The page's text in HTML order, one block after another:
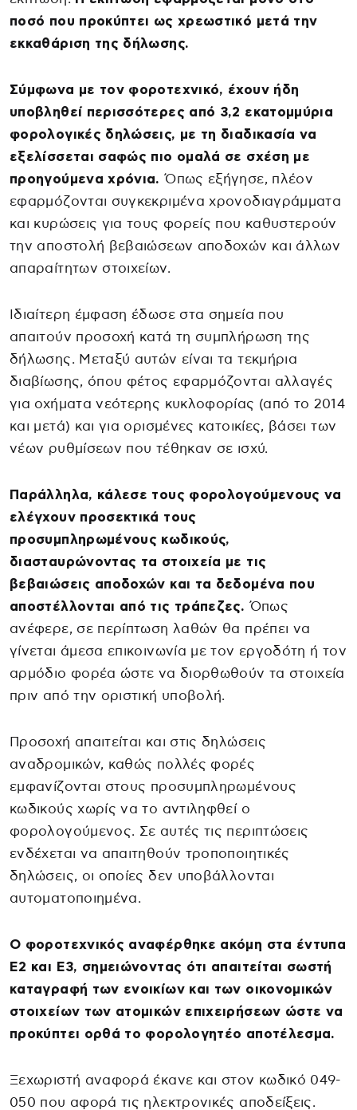
ποσό που προκύπτει ως χρεωστικό μετά την
εκκαθάριση της δήλωσης.
Σύμφωνα με τον φοροτεχνικό, έχουν ήδη
υποβληθεί περισσότερες από 3,2 εκατομμύρια
φορολογικές δηλώσεις, με τη διαδικασία να
εξελίσσεται σαφώς πιο ομαλά σε σχέση με
προηγούμενα χρόνια. Όπως εξήγησε, πλέον
εφαρμόζονται συγκεκριμένα χρονοδιαγράμματα
και κυρώσεις για τους φορείς που καθυστερούν
την αποστολή βεβαιώσεων αποδοχών και άλλων
απαραίτητων στοιχείων.
Ιδιαίτερη έμφαση έδωσε στα σημεία που
απαιτούν προσοχή κατά τη συμπλήρωση της
δήλωσης. Μεταξύ αυτών είναι τα τεκμήρια
διαβίωσης, όπου φέτος εφαρμόζονται αλλαγές
για οχήματα νεότερης κυκλοφορίας (από το 2014
και μετά) και για ορισμένες κατοικίες, βάσει των
νέων ρυθμίσεων που τέθηκαν σε ισχύ.
Παράλληλα, κάλεσε τους φορολογούμενους να
ελέγχουν προσεκτικά τους
προσυμπληρωμένους κωδικούς,
διασταυρώνοντας τα στοιχεία με τις
βεβαιώσεις αποδοχών και τα δεδομένα που
αποστέλλονται από τις τράπεζες. Όπως
ανέφερε, σε περίπτωση λαθών θα πρέπει να
γίνεται άμεσα επικοινωνία με τον εργοδότη ή τον
αρμόδιο φορέα ώστε να διορθωθούν τα στοιχεία
πριν από την οριστική υποβολή.
Προσοχή απαιτείται και στις δηλώσεις
αναδρομικών, καθώς πολλές φορές
εμφανίζονται στους προσυμπληρωμένους
κωδικούς χωρίς να το αντιληφθεί ο
φορολογούμενος. Σε αυτές τις περιπτώσεις
ενδέχεται να απαιτηθούν τροποποιητικές
δηλώσεις, οι οποίες δεν υποβάλλονται
αυτοματοποιημένα.
Ο φοροτεχνικός αναφέρθηκε ακόμη στα έντυπα
Ε2 και Ε3, σημειώνοντας ότι απαιτείται σωστή
καταγραφή των ενοικίων και των οικονομικών
στοιχείων των ατομικών επιχειρήσεων ώστε να
προκύπτει ορθά το φορολογητέο αποτέλεσμα.
Ξεχωριστή αναφορά έκανε και στον κωδικό 049-
050 που αφορά τις ηλεκτρονικές αποδείξεις.